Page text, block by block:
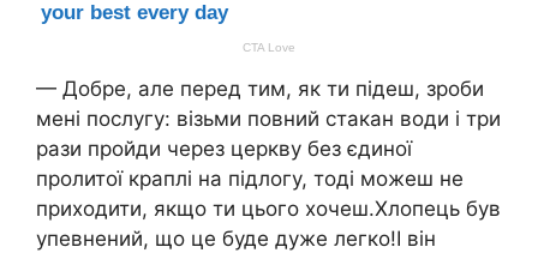
— Добре, але перед тим, як ти підеш, зроби
мені послугу: візьми повний стакан води і три
рази пройди через церкву без єдиної
пролитої краплі на підлогу, тоді можеш не
приходити, якщо ти цього хочеш.Хлопець був
упевнений, що це буде дуже легко!І він